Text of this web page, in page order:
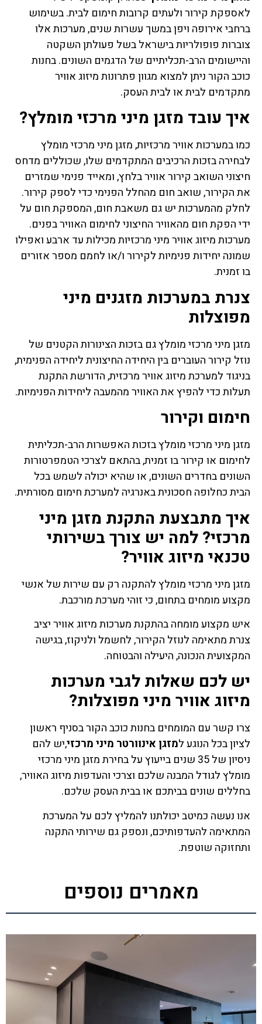
לאספקת קירור ולעתים קרובות חימום לבית. בשימוש
ברחבי אירופה ויפן במשך עשרות שנים, מערכות אלו
צוברות פופולריות בישראל בשל פעולתן השקטה
והיישומים הרב-תכליתיים של הדגמים השונים. בחנות
כוכב הקור ניתן למצוא מגוון פתרונות מיזוג אוויר
מתקדמים לבית או לבית העסק.
איך עובד מזגן מיני מרכזי מומלץ?
כמו במערכות אוויר מרכזיות, מזגן מיני מרכזי מומלץ
לבחירה בזכות הרכיבים המתקדמים שלו, שכוללים מדחס
חיצוני השואב קירור אוויר בלחץ, ומאייד פנימי שמזרים
את הקירור, שואב חום מהחלל הפנימי כדי לספק קירור.
לחלק מהמערכות יש גם משאבת חום, המספקת חום על
ידי הפקת חום מהאוויר החיצוני לחימום האוויר בפנים.
מערכות מיזוג אוויר מיני מרכזיות מכילות עד ארבע ואפילו
שמונה יחידות פנימיות לקירור ו/או לחמם מספר אזורים
בו זמנית.
צנרת במערכות מזגנים מיני
מפוצלות
מזגן מיני מרכזי מומלץ גם בזכות הצינורות הקטנים של
נוזל קירור העוברים בין היחידה החיצונית ליחידה הפנימית,
בניגוד למערכת מיזוג אוויר מרכזית, הדורשת התקנת
תעלות כדי להפיץ את האוויר מהמעבה ליחידות הפנימיות.
חימום וקירור
מזגן מיני מרכזי מומלץ בזכות האפשרות הרב-תכליתית
לחימום או קירור בו זמנית, בהתאם לצרכי הטמפרטורות
השונים בחדרים השונים, או שהיא יכולה לשמש בכל
הבית כחלופה חסכונית באנרגיה למערכת חימום מסורתית.
איך מתבצעת התקנת מזגן מיני
מרכזי? למה יש צורך בשירותי
טכנאי מיזוג אוויר?
מזגן מיני מרכזי מומלץ להתקנה רק עם שירות של אנשי
מקצוע מומחים בתחום, כי זוהי מערכת מורכבת.
איש מקצוע מומחה בהתקנת מערכות מיזוג אוויר יציב
צנרת מתאימה לנוזל הקירור, לחשמל ולניקוז, בגישה
המקצועית הנכונה, היעילה והבטוחה.
יש לכם שאלות לגבי מערכות
מיזוג אוויר מיני מפוצלות?
צרו קשר עם המומחים בחנות כוכב הקור בסניף ראשון
לציון בכל הנוגע למזגן אינוורטר מיני מרכזי,יש להם
ניסיון של 35 שנים בייעוץ על בחירת מזגן מיני מרכזי
מומלץ לגודל המבנה שלכם וצרכי והעדפות מיזוג האוויר,
בחללים שונים בביתכם או בבית העסק שלכם.
אנו נעשה כמיטב יכולתנו להמליץ לכם על המערכת
המתאימה להעדפותיכם, ונספק גם שירותי התקנה
ותחזוקה שוטפת.
מאמרים נוספים